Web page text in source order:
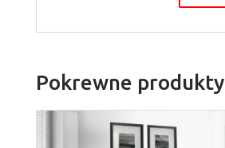
Pokrewne produkty